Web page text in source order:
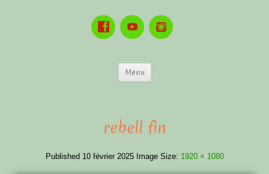
Menu
rebell fin
Published 10 février 2025 Image Size: 1920 × 1080